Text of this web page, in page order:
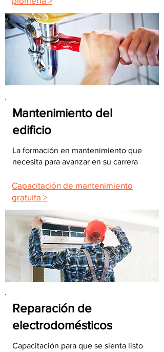
Mantenimiento del
edificio
La formación en mantenimiento que
necesita para avanzar en su carrera
Capacitación de mantenimiento
gratuita >
Reparación de
electrodomésticos
Capacitación para que se sienta listo